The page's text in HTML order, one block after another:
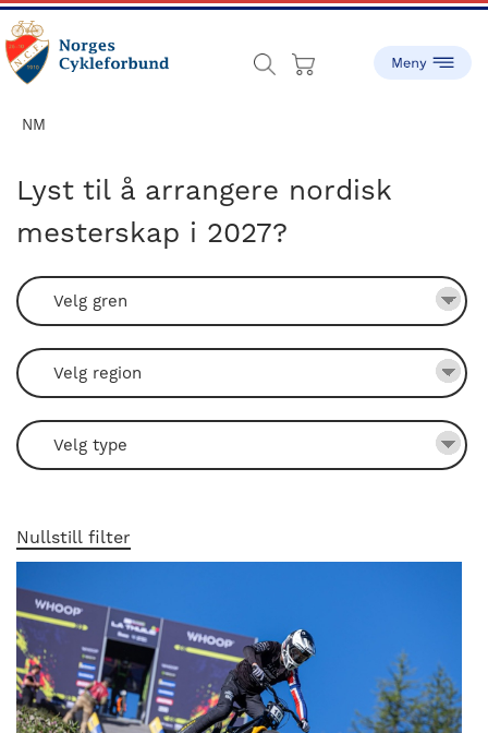
Skip
to
main
content
Skip
to
footer
Cykleforbund
stiftet
1910,
har
gått
være
liten
idrett
en
folkesport.
NM
Lyst til å arrangere nordisk
mesterskap i 2027?
Nullstill filter